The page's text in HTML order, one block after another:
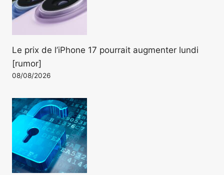
Le prix de l’iPhone 17 pourrait augmenter lundi
[rumor]
08/08/2026